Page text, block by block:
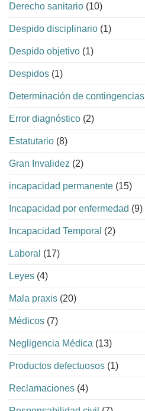
Derecho sanitario (10)
Despido disciplinario (1)
Despido objetivo (1)
Despidos (1)
Determinación de contingencias
Error diagnóstico (2)
Estatutario (8)
Gran Invalidez (2)
incapacidad permanente (15)
Incapacidad por enfermedad (9)
Incapacidad Temporal (2)
Laboral (17)
Leyes (4)
Mala praxis (20)
Médicos (7)
Negligencia Médica (13)
Productos defectuosos (1)
Reclamaciones (4)